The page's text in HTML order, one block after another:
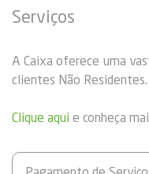
Serviços
A Caixa oferece uma
clientes Não Residentes.
Clique aqui e conheça